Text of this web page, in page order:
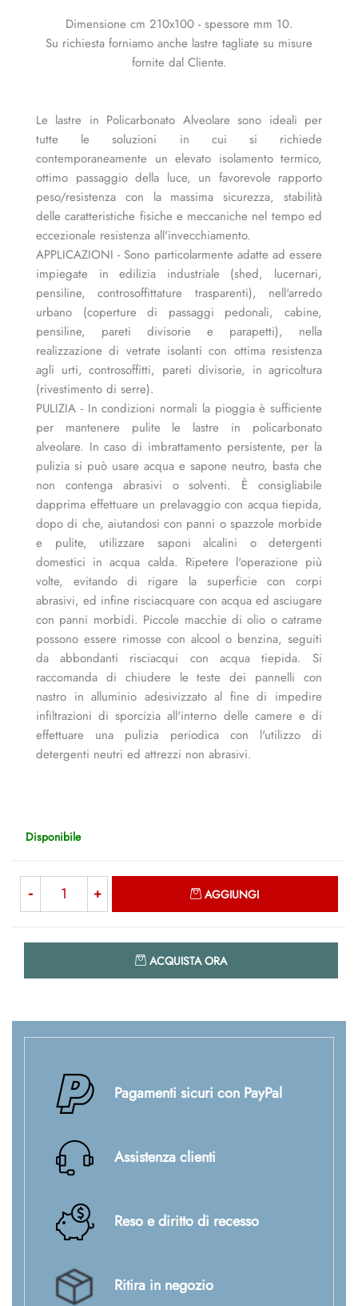
Dimensione cm 210x100 - spessore mm 10.
Su richiesta forniamo anche lastre tagliate su misure
fornite dal Cliente.
Le lastre in Policarbonato Alveolare sono ideali per
tutte le soluzioni in cui si richiede
contemporaneamente un elevato isolamento termico,
ottimo passaggio della luce, un favorevole rapporto
peso/resistenza con la massima sicurezza, stabilità
delle caratteristiche fisiche e meccaniche nel tempo ed
eccezionale resistenza all'invecchiamento.
APPLICAZIONI - Sono particolarmente adatte ad essere
impiegate in edilizia industriale (shed, lucernari,
pensiline, controsoffittature trasparenti), nell'arredo
urbano (coperture di passaggi pedonali, cabine,
pensiline, pareti divisorie e parapetti), nella
realizzazione di vetrate isolanti con ottima resistenza
agli urti, controsoffitti, pareti divisorie, in agricoltura
(rivestimento di serre).
PULIZIA - In condizioni normali la pioggia è sufficiente
per mantenere pulite le lastre in policarbonato
alveolare. In caso di imbrattamento persistente, per la
pulizia si può usare acqua e sapone neutro, basta che
non contenga abrasivi o solventi. È consigliabile
dapprima effettuare un prelavaggio con acqua tiepida,
dopo di che, aiutandosi con panni o spazzole morbide
e pulite, utilizzare saponi alcalini o detergenti
domestici in acqua calda. Ripetere l'operazione più
volte, evitando di rigare la superficie con corpi
abrasivi, ed infine risciacquare con acqua ed asciugare
con panni morbidi. Piccole macchie di olio o catrame
possono essere rimosse con alcool o benzina, seguiti
da abbondanti risciacqui con acqua tiepida. Si
raccomanda di chiudere le teste dei pannelli con
nastro in alluminio adesivizzato al fine di impedire
infiltrazioni di sporcizia all'interno delle camere e di
effettuare una pulizia periodica con l'utilizzo di
detergenti neutri ed attrezzi non abrasivi.
Disponibile
AGGIUNGI
ACQUISTA ORA
Pagamenti sicuri con PayPal
Assistenza clienti
Reso e diritto di recesso
Ritira in negozio